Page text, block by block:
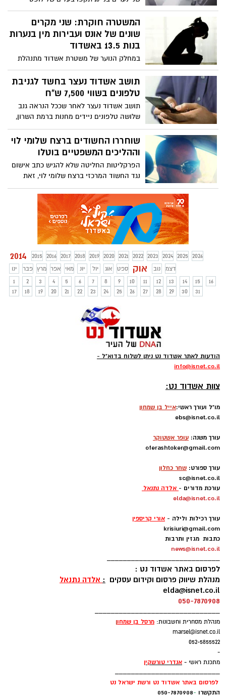
באשדוד, במהלך מסיבת יום הולדת של
חברתם בת ה-16. הנערים תקפו את הבעלים
ואת העובדת בלופט בטענה כי נפלו להם
עשרה שקלים בג'קוזי וכי הם אינם מוכנים
המשטרה חוקרת: שני מקרים
שונים של אונס ועבירות מין בנערות
בנות 13.5 באשדוד
במחלק הנוער של משטרת אשדוד מתנהלת
בשבוע האחרון שתי חקירות שונות, שעניינן
עבירות מין שביצע נהג מונית בנערה וכן
פרשיה מינית בן נערים ונערה אחרת מאשדוד.
מין עם הקטינה, במקרה השני, על פי החשד
קיימו שבעה נערים כבני 14 – 16 יחסי מין עם
עירום שלה ברשתות החברתיות והוואטספ
תושב אשדוד נעצר בחשד לגניבת
טלפונים בשווי 7,500 ש"ח
תושב אשדוד נעצר לאחר שככל הנראה גנב
שלושה טלפונים ניידים מחנות ברמת השרון,
החשוד (41) נעצר לאחר חקירה שארכה
שלושה שבועות על ידי שוטרי תחנת גלילות.
שוחררו החשודים ברצח שלומי לוי
וההליכים המשפטיים בוטלו
הפרקליטות החליטה שלא להגיש כתב אישום
נגד החשוד המרכזי ברצח שלומי לוי, זאת
לאחר שכבר הוגשה הצהרת תובע. ההליכים
הפליליים נגד החשוד בוטלו, אך הוא עצור עד
תום ההליכים בתיק פלילי אחר
2014 2015 2016 2017 2018 2019 2020 2021 2022 2023 2024 2025
2026
ינו
פבר מרץ אפר מאי יונ יול אוג ספט אוק נוב
דצמ
1
2 3 4 5 6 7 8 9 10 11 12 13 14 15
16
17
18 19 20 21 22 23 24 25 26 27 28 29 30 31
הודעות לאתר אשדוד נט ניתן לשלוח בדוא"ל -
info@isnet.co.il
צוות אשדוד נט:
מו"ל ועורך ראשי:אייל בן שמחון
ebs@isnet.co.il
עורך משנה: עופר אשטוקר
oferashtoker@gmail.com
עורך ספורט: שחר כחלון
sc@isnet.co.il
עורכת מדורים - אלדה נתנאל
elda@isnet.co.il
עורך רכילות ולילה - אורי קריספין
krisiuri@gmail.com
כתבות מגזין ותרבות
news@isnet.co.il
____________________________
לפרסום באתר אשדוד נט :
מנהלת שיווק פרסום וקידום עסקים : אלדה נתנאל
elda@isnet.co.il
050-7870908
_______________________________
מנהלת מסחרית וחשבונות: מרסל בן שמחון
marsel@isnet.co.il
052-5855522
-
מתכנת ראשי - אנדרי טורשקין
__________________________
לפרסום באתר אשדוד נט ורשת ישראל נט
התקשרו -
050-7870908